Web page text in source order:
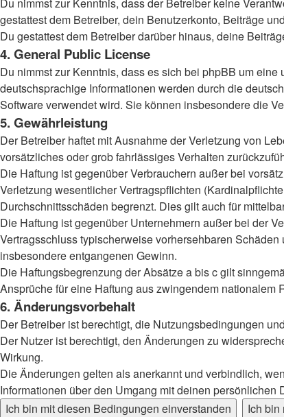
gestattest dem Betreiber, dein Benutzerkonto, Beiträge
Du gestattest dem Betreiber darüber hinaus, deine
4. General Public License
Du nimmst zur Kenntnis, dass es sich bei phpBB um eine
deutschsprachige Informationen werden durch die
Software verwendet wird. Sie können insbesondere die
5. Gewährleistung
Der Betreiber haftet mit Ausnahme der Verletzung von
vorsätzliches oder grob fahrlässiges Verhalten
Die Haftung ist gegenüber Verbrauchern außer bei
Verletzung wesentlicher Vertragspflichten
Durchschnittsschäden begrenzt. Dies gilt auch für
Die Haftung ist gegenüber Unternehmern außer bei der
Vertragsschluss typischerweise vorhersehbaren
insbesondere entgangenen Gewinn.
Die Haftungsbegrenzung der Absätze a bis c gilt
Ansprüche für eine Haftung aus zwingendem nationalem
6. Änderungsvorbehalt
Der Betreiber ist berechtigt, die Nutzungsbedingungen
Der Nutzer ist berechtigt, den Änderungen zu
Wirkung.
Die Änderungen gelten als anerkannt und verbindlich,
Informationen über den Umgang mit deinen